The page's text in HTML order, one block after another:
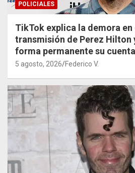
POLICIALES
TikTok explica la demora en
transmisión de Perez Hilton
forma permanente su cuenta
5 agosto, 2026 Federico V.